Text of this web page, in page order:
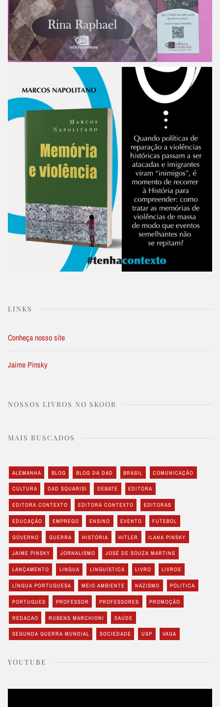
LINKS
Conheça nosso site
Jaime Pinsky
NOSSOS LIVROS NO SKOOB
MAIS BUSCADOS
ALEMANHA BLOG BLOG DA DAD BRASIL COMUNICAÇÃO
CULTURA DAD SQUARISI DEBATE EDITORA
EDITORA CONTEXTO EDITORA CONTEXTO EDITORAS
EDUCAÇÃO EMPREGO ENSINO EVENTO FUTEBOL
GOVERNO GUERRA HISTÓRIA HITLER ILANA PINSKY
JAIME PINSKY JORNALISMO JOSÉ DE SOUZA MARTINS
LANÇAMENTO LINGUA LINGUÍSTICA LIVRO LIVROS
LÍNGUA PORTUGUESA MEIO AMBIENTE NAZISMO POLITICA
PORTUGUES PROFESSOR PROFESSORES PROMOÇÃO
REDACAO RUBENS MARCHIONI SAÚDE
SEGUNDA GUERRA MUNDIAL SOCIEDADE USP VAGA
YOUTUBE